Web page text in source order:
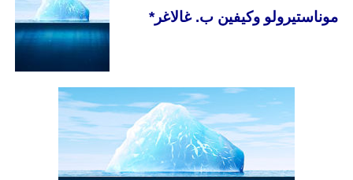
موناستيرولو وكيفين ب. غالاغر*